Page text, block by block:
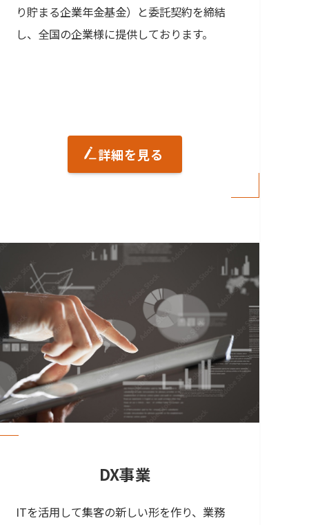
り貯まる企業年金基金）と委託契約を締結
し、全国の企業様に提供しております。
詳細を見る
DX事業
ITを活用して集客の新しい形を作り、業務